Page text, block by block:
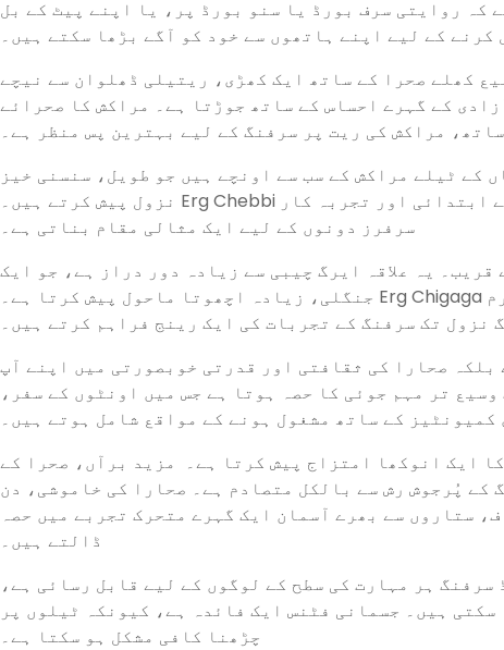
کہ روایتی سرف بورڈ یا سنو بورڈ پر، یا اپنے پیٹ کے بل
کرنے کے لیے اپنے ہاتھوں سے خود کو آگے بڑھا سکتے ہیں۔
کھلے صحرا کے ساتھ ایک کھڑی، ریتیلی ڈھلوان سے نیچے
کے گہرے احساس کے ساتھ جوڑتا ہے۔ مراکش کا صحرائے
مراکش کی ریت پر سرفنگ کے لیے بہترین پس منظر ہے۔
کے ٹیلے مراکش کے سب سے اونچے ہیں جو طویل، سنسنی خیز
نزول پیش کرتے ہیں۔ Erg Chebbi کی رسائی اور آلات کے کرایے اور ہدایات کی دستیابی اسے ابتدائی اور تجربہ کار
سرفرز دونوں کے لیے ایک مثالی مقام بناتی ہے۔
یہ علاقہ ایرگ چیبی سے زیادہ دور دراز ہے، جو ایک
جنگلی، زیادہ اچھوتا ماحول پیش کرتا ہے۔ Erg Chigaga کے ٹیلے وسیع اور متنوع ہیں، جو ابتدائی افراد کے لیے نرم
تک سرفنگ کے تجربات کی ایک رینج فراہم کرتے ہیں۔
صحارا کی ثقافتی اور قدرتی خوبصورتی میں اپنے آپ
تر مہم جوئی کا حصہ ہوتا ہے جس میں اونٹوں کے سفر،
کے ساتھ مشغول ہونے کے مواقع شامل ہوتے ہیں۔
ایک انوکھا امتزاج پیش کرتا ہے۔ مزید برآں، صحرا کے
کے پُرجوش رش سے بالکل متصادم ہے۔ صحارا کی خاموشی، دن
ستاروں سے بھرے آسمان ایک گہرے متحرک تجربے میں حصہ
ڈالتے ہیں۔
ہر مہارت کی سطح کے لوگوں کے لیے قابل رسائی ہے،
ہیں۔ جسمانی فٹنس ایک فائدہ ہے، کیونکہ ٹیلوں پر
چڑھنا کافی مشکل ہو سکتا ہے۔